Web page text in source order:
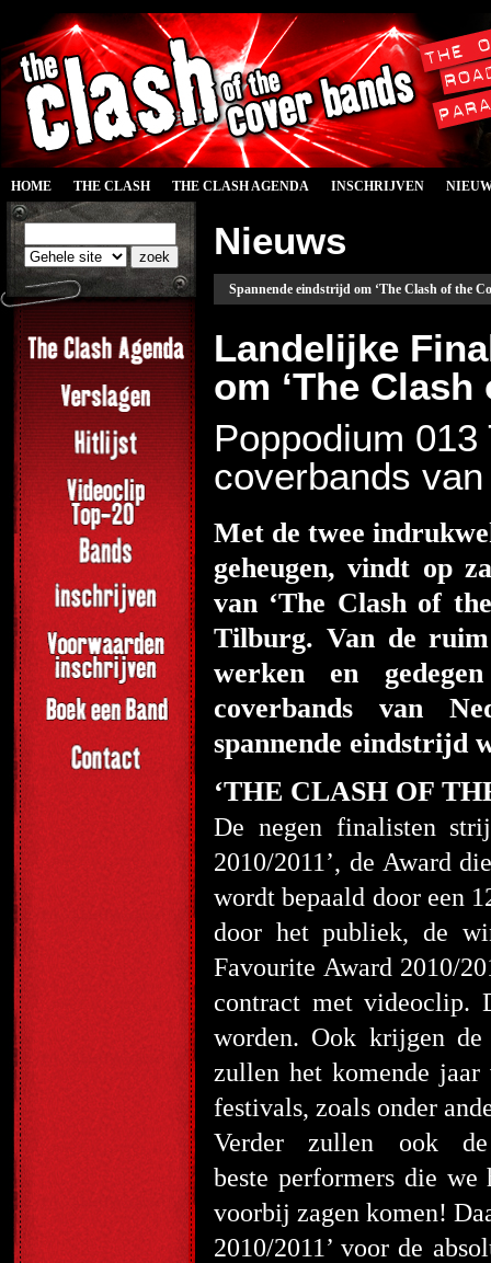
HOME THE CLASH THE CLASH AGENDA INSCHRIJVEN
Nieuws
Spannende eindstrijd om ‘The Clash of the
Landelijke
om ‘The
Poppodium
coverbands
Met de twee
geheugen, vindt op
van ‘The Clash of
Tilburg. Van de
werken en
coverbands van
spannende eindstrijd
‘THE CLASH OF
De negen finalisten
2010/2011’, de Award
wordt bepaald door een
door het publiek, de
Favourite Award 2010/
contract met videoclip.
worden. Ook krijgen de
zullen het komende
festivals, zoals onder
Verder zullen ook
beste performers die
voorbij zagen komen!
2010/2011’ voor de